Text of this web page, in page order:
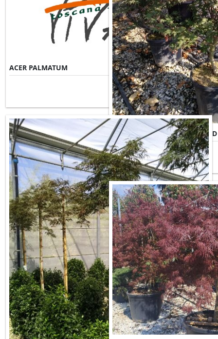
ACER PALMATUM
Misure Disponibili ►
ACER PALMATUM BLOODGOOD